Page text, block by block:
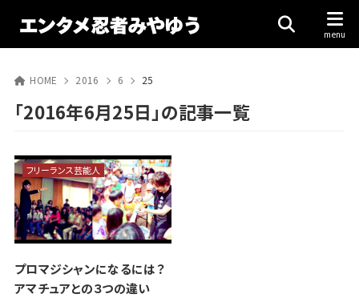
HOME 2016 6 25
「2016年6月25日」の記事一覧
プロマジシャンになるには？
アマチュアとの３つの違い
フリーランス芸能人